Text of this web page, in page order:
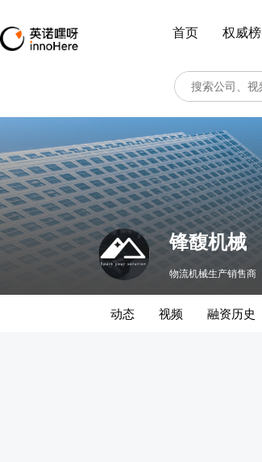
首页 权威榜
锋馥机械
物流机械生产销售商
动态 视频 融资历史